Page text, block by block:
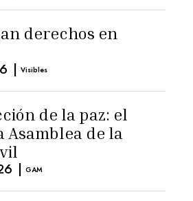
derechos en
| Visibles
de la paz: el
Asamblea de la
| GAM